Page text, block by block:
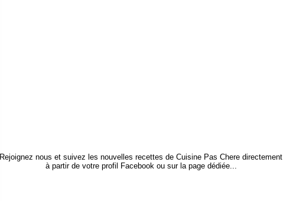
Rejoignez nous et suivez les nouvelles recettes de Cuisine Pas Chere directement
à partir de votre profil Facebook ou sur la page dédiée...